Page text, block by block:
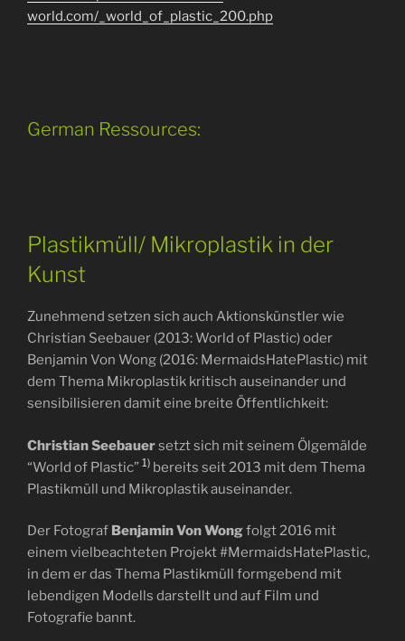
world.com/_world_of_plastic_200.php
German Ressources:
Plastikmüll/ Mikroplastik in der
Kunst
Zunehmend setzen sich auch Aktionskünstler wie
Christian Seebauer (2013: World of Plastic) oder
Benjamin Von Wong (2016: MermaidsHatePlastic) mit
dem Thema Mikroplastik kritisch auseinander und
sensibilisieren damit eine breite Öffentlichkeit:
Christian Seebauersetzt sich mit seinem Ölgemälde
“World of Plastic” 1) bereits seit 2013 mit dem Thema
Plastikmüll und Mikroplastik auseinander.
Der Fotograf Benjamin Von Wongfolgt 2016 mit
einem vielbeachteten Projekt #MermaidsHatePlastic,
in dem er das Thema Plastikmüll formgebend mit
lebendigen Modells darstellt und auf Film und
Fotografie bannt.